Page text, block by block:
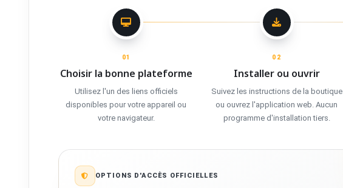
01
Choisir la bonne plateforme
Utilisez l'un des liens officiels
disponibles pour votre appareil ou
votre navigateur.
02
Installer ou ouvrir
Suivez les instructions de la boutique
ou ouvrez l'application web. Aucun
programme d'installation tiers.
OPTIONS D'ACCÈS OFFICIELLES